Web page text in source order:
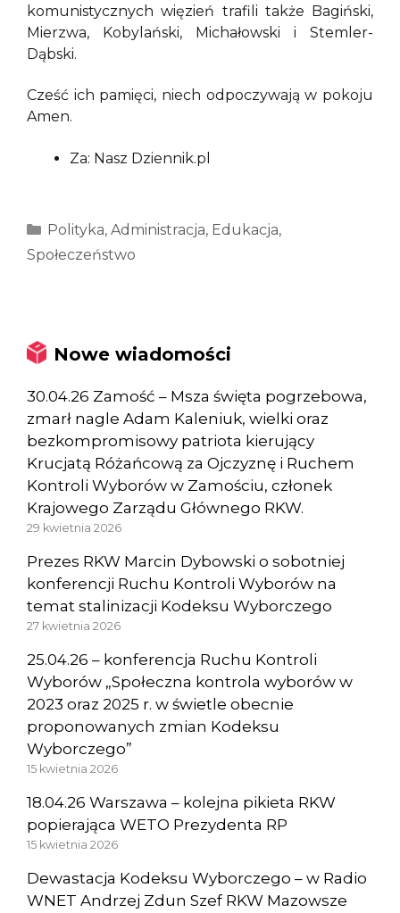
komunistycznych więzień trafili także Bagiński,
Mierzwa, Kobylański, Michałowski i Stemler-
Dąbski.
Cześć ich pamięci, niech odpoczywają w pokoju
Amen.
Za: Nasz Dziennik.pl
Kategorie
Polityka, Administracja, Edukacja,
Społeczeństwo
Nowe wiadomości
30.04.26 Zamość – Msza święta pogrzebowa,
zmarł nagle Adam Kaleniuk, wielki oraz
bezkompromisowy patriota kierujący
Krucjatą Różańcową za Ojczyznę i Ruchem
Kontroli Wyborów w Zamościu, członek
Krajowego Zarządu Głównego RKW.
29 kwietnia 2026
Prezes RKW Marcin Dybowski o sobotniej
konferencji Ruchu Kontroli Wyborów na
temat stalinizacji Kodeksu Wyborczego
27 kwietnia 2026
25.04.26 – konferencja Ruchu Kontroli
Wyborów „Społeczna kontrola wyborów w
2023 oraz 2025 r. w świetle obecnie
proponowanych zmian Kodeksu
Wyborczego”
15 kwietnia 2026
18.04.26 Warszawa – kolejna pikieta RKW
popierająca WETO Prezydenta RP
15 kwietnia 2026
Dewastacja Kodeksu Wyborczego – w Radio
WNET Andrzej Zdun Szef RKW Mazowsze